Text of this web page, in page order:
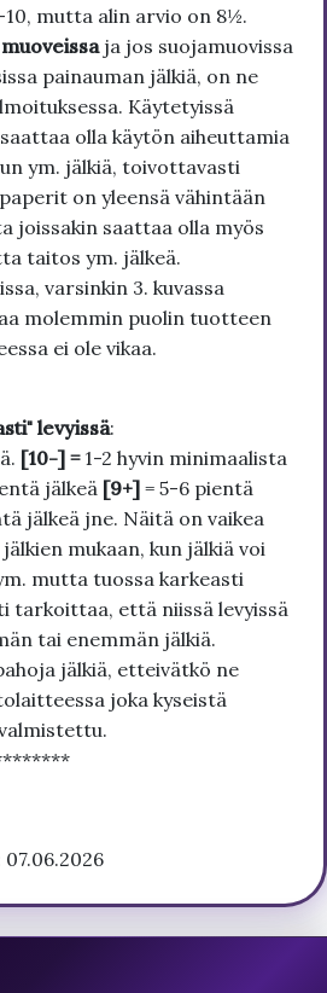
mutta alin arvio on 8½.
ja jos suojamuovissa
painauman jälkiä, on ne
Käytetyissä
olla käytön aiheuttamia
ym. jälkiä, toivottavasti
on yleensä vähintään
joissakin saattaa olla myös
taitos ym. jälkeä.
varsinkin 3. kuvassa
molemmin puolin tuotteen
ei ole vikaa.
levyissä:
[10-] = 1-2 hyvin minimaalista
jälkeä [9+] = 5-6 pientä
jälkeä jne. Näitä on vaikea
mukaan, kun jälkiä voi
mutta tuossa karkeasti
tarkoittaa, että niissä levyissä
tai enemmän jälkiä.
jälkiä, etteivätkö ne
joka kyseistä